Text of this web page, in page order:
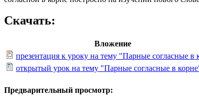
Скачать:
Вложение
презентация к уроку на тему "Парные согласные в
открытый урок на тему "Парные согласные в
Предварительный просмотр: